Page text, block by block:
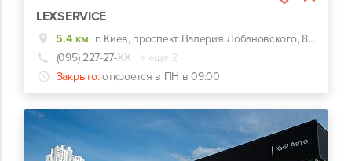
LEXSERVICE
5.4 км
г. Киев, проспект Валерия Лобановского, 8А, СТО находится на территории гаражного кооператива КОСМОС.
(095) 227-27-ХХ
+ еще 2
Закрыто: откроется в ПН в 09:00